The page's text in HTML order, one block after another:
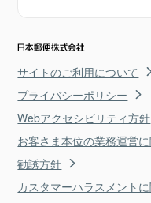
サイトのご利用について
プライバシーポリシー
Webアクセシビリティ方針
お客さま本位の業務運営
勧誘方針
カスタマーハラスメント